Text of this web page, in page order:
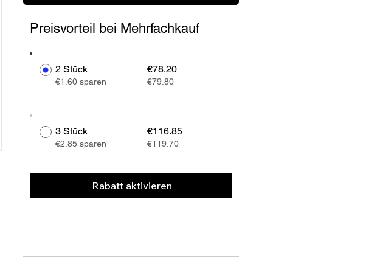
3 Stück €116.85
€2.85 sparen €119.70
€1.60 sparen €79.80
2 Stück €78.20
Preisvorteil bei Mehrfachkauf
Rabatt aktivieren